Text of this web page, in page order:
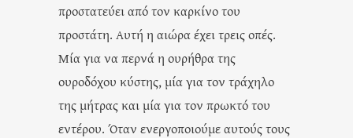
προστατεύει από τον καρκίνο του
προστάτη. Αυτή η αιώρα έχει τρεις οπές.
Μία για να περνά η ουρήθρα της
ουροδόχου κύστης, μία για τον τράχηλο
της μήτρας και μία για τον πρωκτό του
εντέρου. Όταν ενεργοποιούμε αυτούς τους